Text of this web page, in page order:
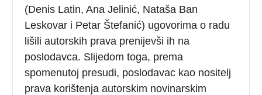
(Denis Latin, Ana Jelinić, Nataša Ban
Leskovar i Petar Štefanić) ugovorima o radu
lišili autorskih prava prenijevši ih na
poslodavca. Slijedom toga, prema
spomenutoj presudi, poslodavac kao nositelj
prava korištenja autorskim novinarskim